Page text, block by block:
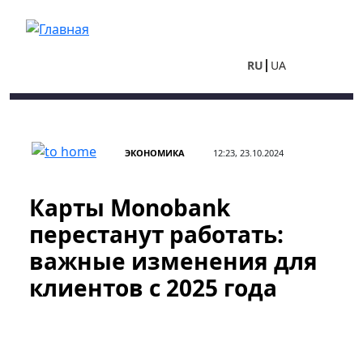
RU UA
ЭКОНОМИКА 12:23, 23.10.2024
Карты Monobank
перестанут работать:
важные изменения для
клиентов с 2025 года